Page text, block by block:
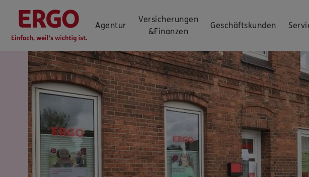
Agentur
Versicherungen
&Finanzen
Geschäftskunden